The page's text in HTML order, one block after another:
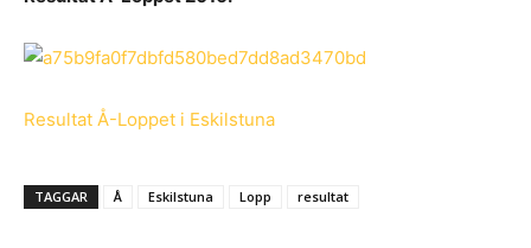
Resultat Å-Loppet i Eskilstuna
TAGGAR Å Eskilstuna Lopp resultat